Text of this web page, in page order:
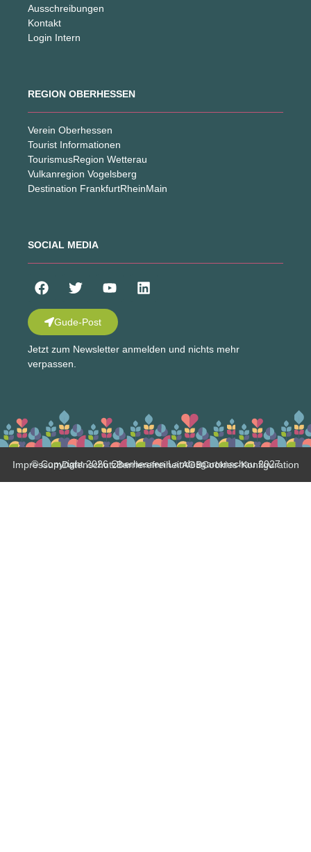
Ausschreibungen
Kontakt
Login Intern
REGION OBERHESSEN
Verein Oberhessen
Tourist Informationen
TourismusRegion Wetterau
Vulkanregion Vogelsberg
Destination FrankfurtRheinMain
SOCIAL MEDIA
Gude-Post
Jetzt zum Newsletter anmelden und nichts mehr
verpassen.
© Copyright 2026 Oberhessen Landesgartenschau 2027
ImpressumDatenschutzBarrierefreiheitAGBCookies-Konfiguration